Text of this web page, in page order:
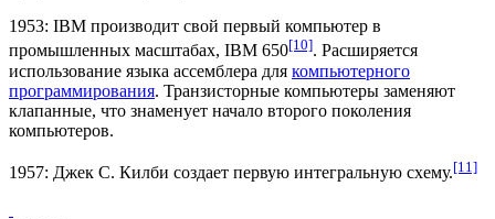
1953: IBM производит свой первый компьютер в
промышленных масштабах, IBM 650[10]. Расширяется
использование языка ассемблера для компьютерного
программирования. Транзисторные компьютеры заменяют
клапанные, что знаменует начало второго поколения
компьютеров.
1957: Джек С. Килби создает первую интегральную схему.[11]